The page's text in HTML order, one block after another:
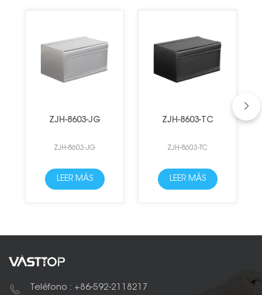
ZJH-8603-JG
ZJH-8603-JG
LEER MÁS
ZJH-8603-TC
ZJH-8603-TC
LEER MÁS
Teléfono : +86-592-2118217